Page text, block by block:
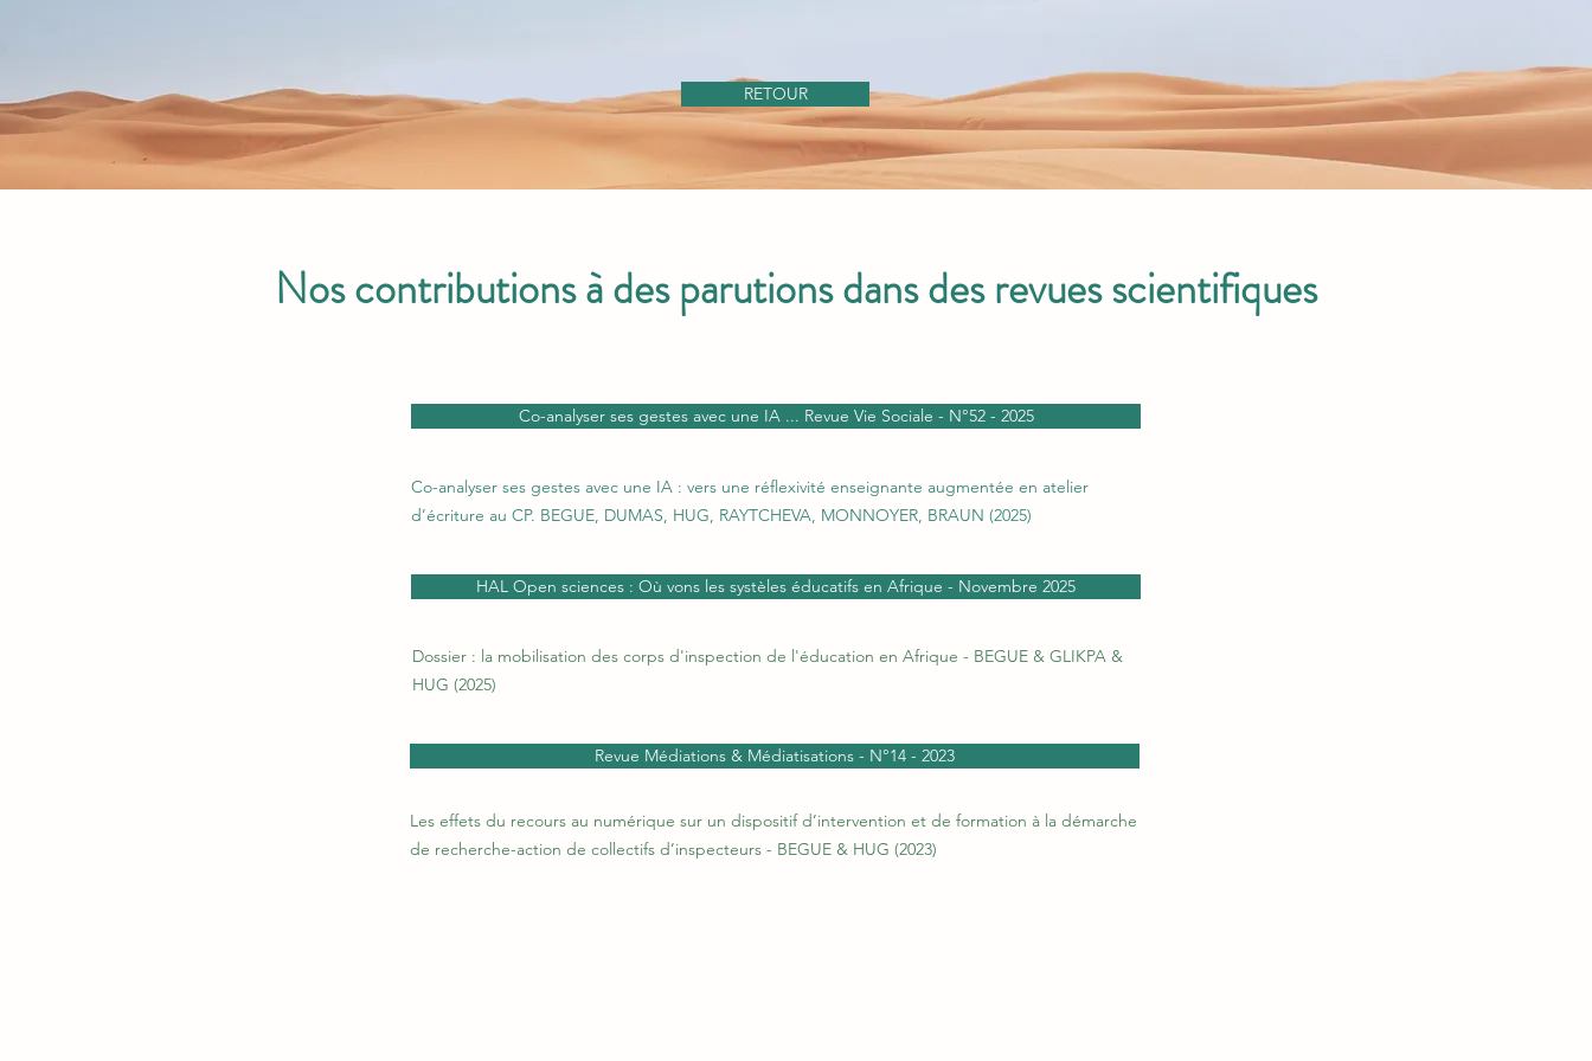
RETOUR
Nos contributions à des parutions dans des revues scientifiques
Co-analyser ses gestes avec une IA ... Revue Vie Sociale - N°52 - 2025
Co-analyser ses gestes avec une IA : vers une réflexivité enseignante augmentée en atelier
d’écriture au CP. BEGUE, DUMAS, HUG, RAYTCHEVA, MONNOYER, BRAUN (2025)
HAL Open sciences : Où vons les systèles éducatifs en Afrique - Novembre 2025
Dossier : la mobilisation des corps d'inspection de l'éducation en Afrique - BEGUE & GLIKPA &
HUG (2025)
Revue Médiations & Médiatisations - N°14 - 2023
Les effets du recours au numérique sur un dispositif d’intervention et de formation à la démarche
de recherche-action de collectifs d’inspecteurs - BEGUE & HUG (2023)